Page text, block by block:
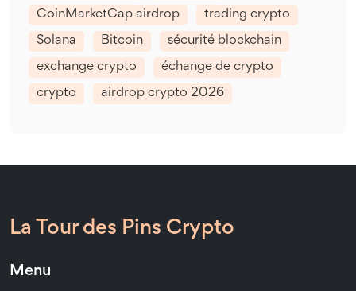
CoinMarketCap airdrop trading crypto
Solana Bitcoin sécurité blockchain
exchange crypto échange de crypto
crypto airdrop crypto 2026
La Tour des Pins Crypto
Menu